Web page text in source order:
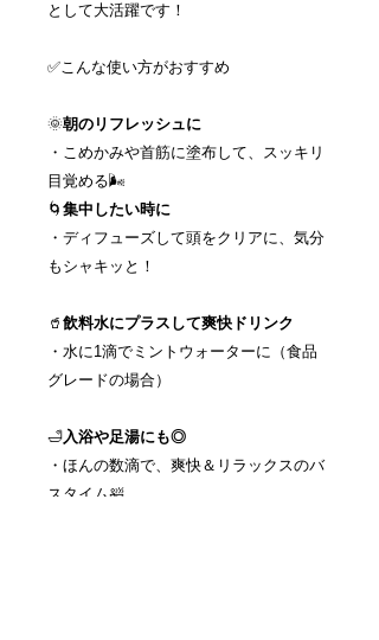
として大活躍です！
✅こんな使い方がおすすめ
🌞朝のリフレッシュに
・こめかみや首筋に塗布して、スッキリ
目覚める🌬️
🌀 集中したい時に
・ディフューズして頭をクリアに、気分
もシャキッと！
🥤 飲料水にプラスして爽快ドリンク
・水に1滴でミントウォーターに（食品
グレードの場合）
🛁入浴や足湯にも◎
・ほんの数滴で、爽快＆リラックスのバ
スタイム🛀